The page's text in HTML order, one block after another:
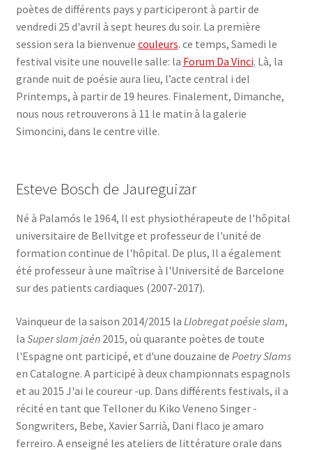
poètes de différents pays y participeront à partir de
vendredi 25 d'avril à sept heures du soir. La première
session sera la bienvenue couleurs. ce temps, Samedi le
festival visite une nouvelle salle: la Forum Da Vinci. Là, la
grande nuit de poésie aura lieu, l’acte central i del
Printemps, à partir de 19 heures. Finalement, Dimanche,
nous nous retrouverons à 11 le matin à la galerie
Simoncini, dans le centre ville.
Esteve Bosch de Jaureguizar
Né à Palamós le 1964, Il est physiothérapeute de l'hôpital
universitaire de Bellvitge et professeur de l'unité de
formation continue de l'hôpital. De plus, Il a également
été professeur à une maîtrise à l'Université de Barcelone
sur des patients cardiaques (2007-2017).
Vainqueur de la saison 2014/2015 la Llobregat poésie slam,
la Super slam jaén2015, où quarante poètes de toute
l'Espagne ont participé, et d'une douzaine de Poetry Slams
en Catalogne. A participé à deux championnats espagnols
et au 2015 J'ai le coureur -up. Dans différents festivals, il a
récité en tant que Telloner du Kiko Veneno Singer -
Songwriters, Bebe, Xavier Sarrià, Dani flaco je amaro
ferreiro. A enseigné les ateliers de littérature orale dans